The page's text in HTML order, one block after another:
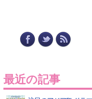
最近の記事